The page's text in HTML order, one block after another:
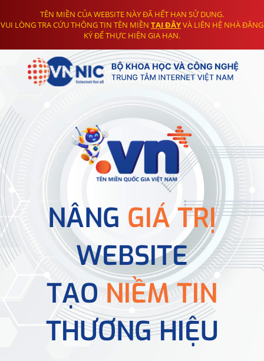
TÊN MIỀN CỦA WEBSITE NÀY ĐÃ HẾT HẠN SỬ DỤNG.
VUI LÒNG TRA CỨU THÔNG TIN TÊN MIỀN TẠI ĐÂYVÀ LIÊN HỆ NHÀ ĐĂNG
KÝ ĐỂ THỰC HIỆN GIA HẠN.
NÂNG GIÁ TRỊ
WEBSITE
TẠONIỀM TIN
THƯƠNG HIỆU